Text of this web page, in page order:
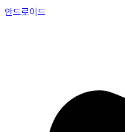
안드로이드